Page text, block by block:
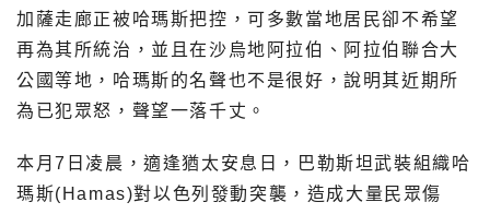
加薩走廊正被哈瑪斯把控，可多數當地居民卻不希望
再為其所統治，並且在沙烏地阿拉伯、阿拉伯聯合大
公國等地，哈瑪斯的名聲也不是很好，說明其近期所
為已犯眾怒，聲望一落千丈。
本月7日凌晨，適逢猶太安息日，巴勒斯坦武裝組織哈
瑪斯(Hamas)對以色列發動突襲，造成大量民眾傷